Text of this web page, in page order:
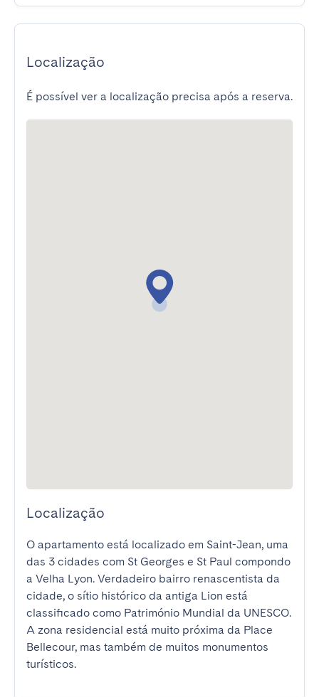
Localização
É possível ver a localização precisa após a reserva.
Localização
O apartamento está localizado em Saint-Jean, uma
das 3 cidades com St Georges e St Paul compondo
a Velha Lyon. Verdadeiro bairro renascentista da
cidade, o sítio histórico da antiga Lion está
classificado como Património Mundial da UNESCO.
A zona residencial está muito próxima da Place
Bellecour, mas também de muitos monumentos
turísticos.